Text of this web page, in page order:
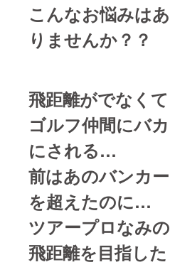
こんなお悩みはあ
りませんか？？
飛距離がでなくて
ゴルフ仲間にバカ
にされる…
前はあのバンカー
を超えたのに…
ツアープロなみの
飛距離を目指した